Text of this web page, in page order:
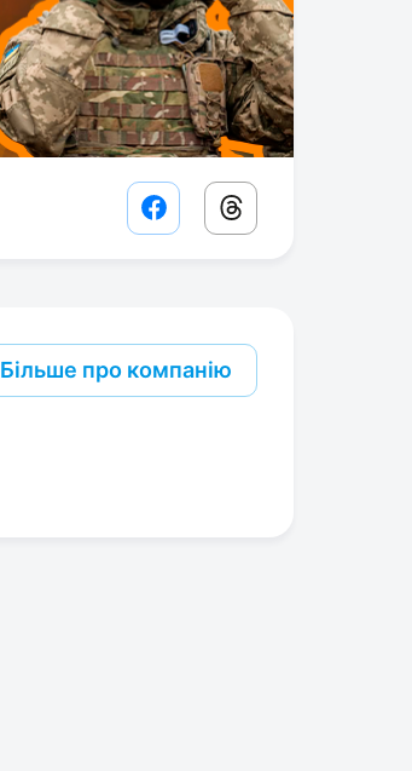
Facebook share link
Threads share link
Більше про компанію